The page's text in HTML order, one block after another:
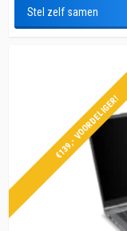
Stel zelf samen
€139,- VOORDELIGER!